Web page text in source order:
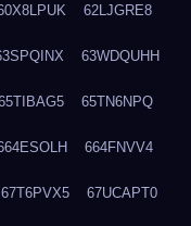
62LJGRE8
63WDQUHH
65TN6NPQ
664FNVV4
67T6PVX5 67UCAPT0